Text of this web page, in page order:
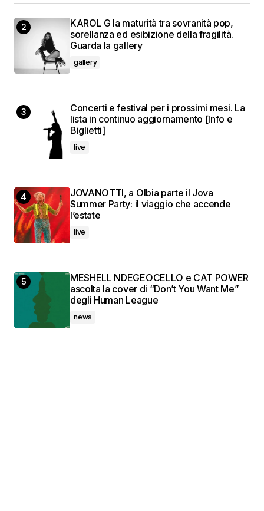
KAROL G la maturità tra sovranità pop,
sorellanza ed esibizione della fragilità.
Guarda la gallery
gallery
Concerti e festival per i prossimi mesi. La
lista in continuo aggiornamento [Info e
Biglietti]
live
JOVANOTTI, a Olbia parte il Jova
Summer Party: il viaggio che accende
l’estate
live
MESHELL NDEGEOCELLO e CAT POWER
ascolta la cover di “Don’t You Want Me”
degli Human League
news